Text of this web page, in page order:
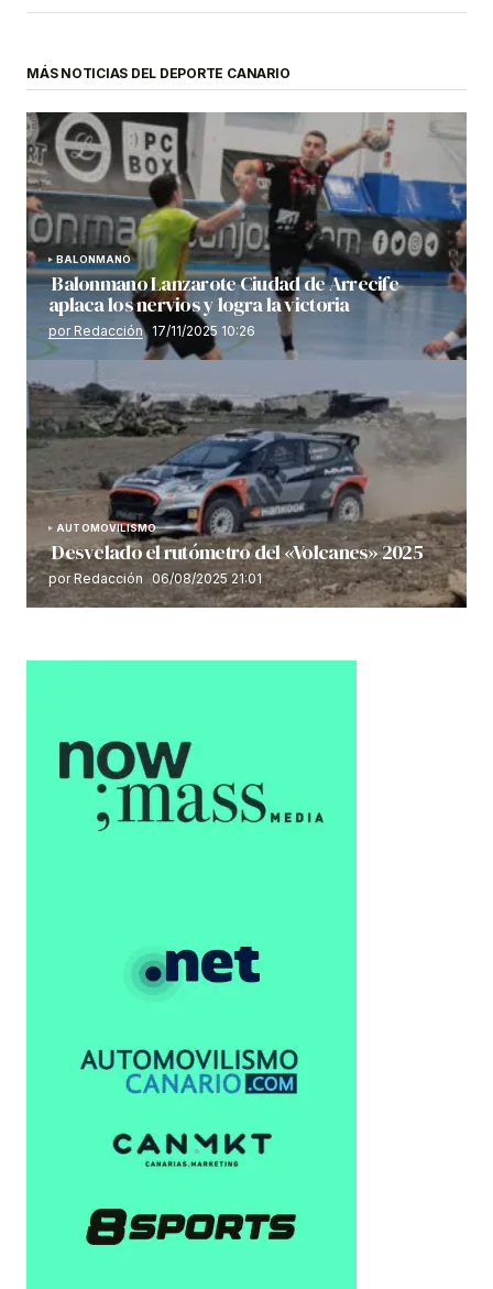
MÁS NOTICIAS DEL DEPORTE CANARIO
BALONMANO
Balonmano Lanzarote Ciudad de Arrecife
aplaca los nervios y logra la victoria
por Redacción 17/11/2025 10:26
AUTOMOVILISMO
Desvelado el rutómetro del «Volcanes» 2025
por Redacción 06/08/2025 21:01